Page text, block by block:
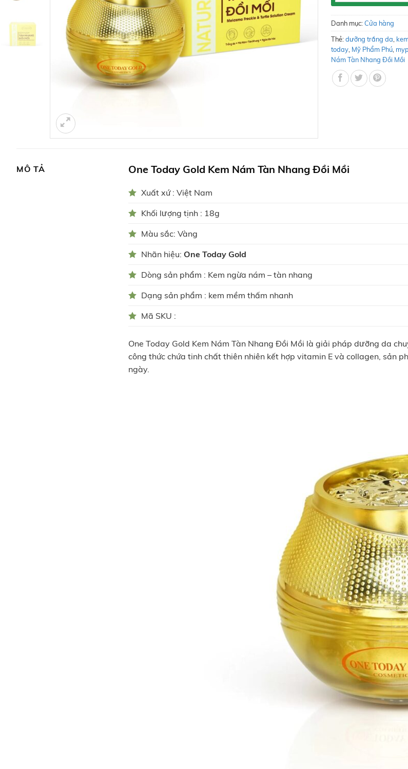
Danh mục:Cửa hàng
Thẻ:dưỡng trắng da
today Mỹ Phẩm Phú
Nám Tàn Nhang Đồi Mồi
MÔ TẢ One Today Gold Kem Nám Tàn Nhang Đồi Mồi
Xuất xứ : Việt Nam
Khối lượng tịnh : 18g
Màu sắc: Vàng
Nhãn hiệu:One Today Gold
Dòng sản phẩm : Kem ngừa nám – tàn nhang
Dạng sản phẩm : kem mềm thấm nhanh
Mã SKU :
One Today Gold Kem Nám Tàn Nhang Đồi Mồi là giải pháp dưỡng da
công thức chứa tinh chất thiên nhiên kết hợp vitamin E và collagen, sản
ngày.